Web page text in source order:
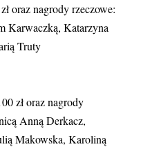
oraz nagrody rzeczowe:
Karwaczką, Katarzyna
Truty
zł oraz nagrody
Anną Derkacz,
Makowska, Karoliną